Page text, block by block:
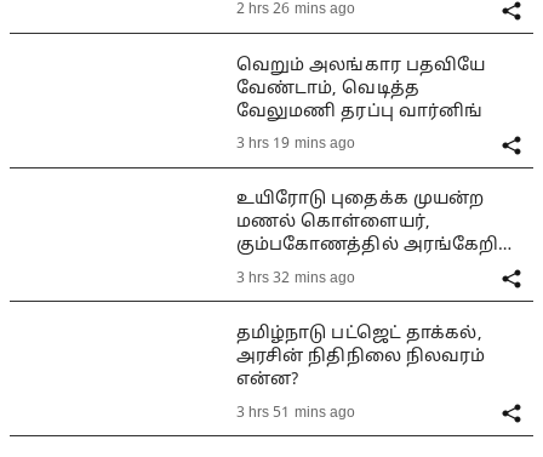
2 hrs 26 mins ago
வெறும் அலங்கார பதவியே
வேண்டாம், வெடித்த
வேலுமணி தரப்பு வார்னிங்
3 hrs 19 mins ago
உயிரோடு புதைக்க முயன்ற
மணல் கொள்ளையர்,
கும்பகோணத்தில் அரங்கேறிய
பயங்கரம்
3 hrs 32 mins ago
தமிழ்நாடு பட்ஜெட் தாக்கல்,
அரசின் நிதிநிலை நிலவரம்
என்ன?
3 hrs 51 mins ago